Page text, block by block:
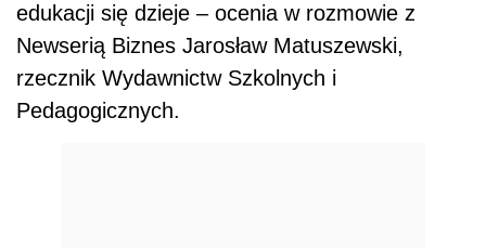
edukacji się dzieje – ocenia w rozmowie z
Newserią Biznes Jarosław Matuszewski,
rzecznik Wydawnictw Szkolnych i
Pedagogicznych.